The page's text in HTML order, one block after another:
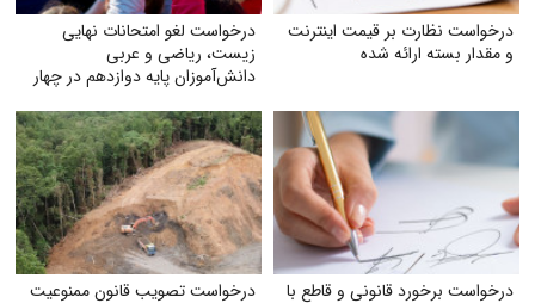
درخواست نظارت بر قیمت اینترنت
و مقدار بسته ارائه شده
درخواست لغو امتحانات نهایی
زیست، ریاضی و عربی
دانش‌آموزان پایه دوازدهم در چهار
درخواست برخورد قانونی و قاطع با
درخواست تصویب قانون ممنوعیت